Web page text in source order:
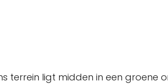
terrein ligt midden in een groene